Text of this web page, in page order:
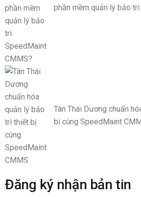
phần mềm quản lý bảo
Tân Thái Dương chuẩn
bị cùng SpeedMaint
Đăng ký nhận bản tin